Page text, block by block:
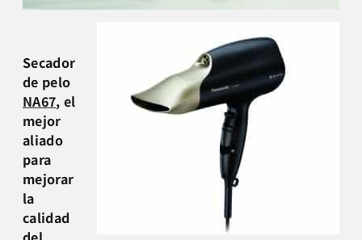
Secador
de pelo
NA67, el
mejor
aliado
para
mejorar
la
calidad